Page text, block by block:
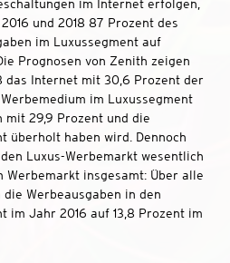
im Internet erfolgen,
und 2018 87 Prozent des
im Luxussegment auf
Prognosen von Zenith zeigen
das Internet mit 30,6 Prozent der
im Luxussegment
mit 29,9 Prozent und die
überholt haben wird. Dennoch
Luxus-Werbemarkt wesentlich
insgesamt: Über alle
Werbeausgaben in den
im Jahr 2016 auf 13,8 Prozent im